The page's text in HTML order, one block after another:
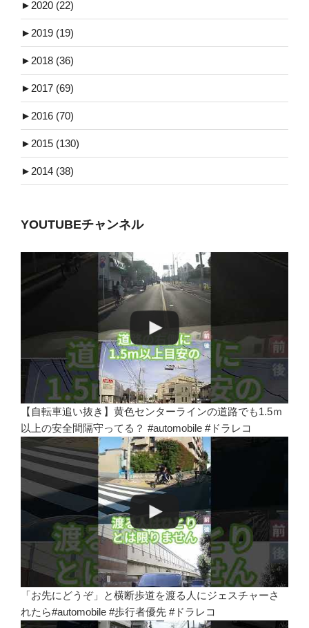
► 2020 (22)
► 2019 (19)
► 2018 (36)
► 2017 (69)
► 2016 (70)
► 2015 (130)
► 2014 (38)
YOUTUBEチャンネル
【自転車追い抜き】黄色センターラインの道路でも1.5ｍ
以上の安全間隔守ってる？ #automobile #ドラレコ
「お先にどうぞ」と横断歩道を渡る人にジェスチャーさ
れたら#automobile #歩行者優先 #ドラレコ